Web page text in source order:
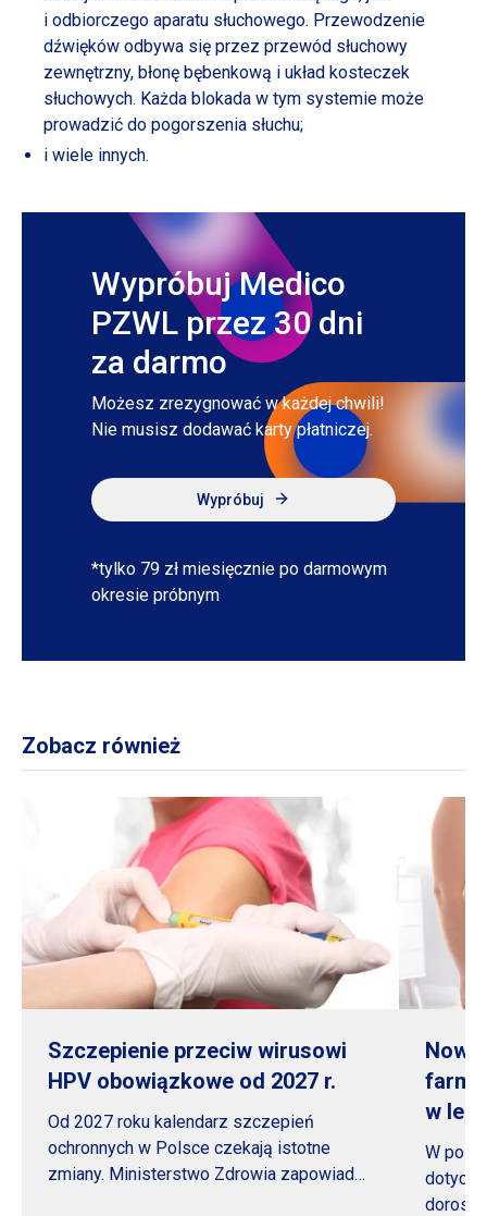
i odbiorczego aparatu słuchowego. Przewodzenie
dźwięków odbywa się przez przewód słuchowy
zewnętrzny, błonę bębenkową i układ kosteczek
słuchowych. Każda blokada w tym systemie może
prowadzić do pogorszenia słuchu;
i wiele innych.
Wypróbuj Medico
PZWL przez 30 dni
za darmo
Możesz zrezygnować w każdejchwili!
Nie musisz dodawać karty płatniczej.
Wypróbuj
*tylko 79 zł miesięcznie po darmowym
okresie próbnym
Zobacz również
Szczepienie przeciw wirusowi
HPV obowiązkowe od 2027 r.
Od 2027 roku kalendarz szczepień
ochronnych w Polsce czekają istotne
zmiany. Ministerstwo Zdrowia zapowiada,
w
W